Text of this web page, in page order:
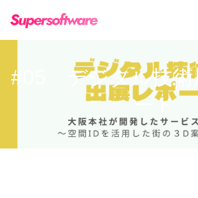
#05 デジタル技術
ート